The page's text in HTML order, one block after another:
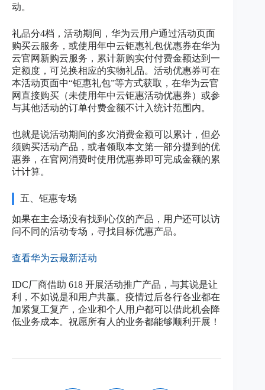
动。
礼品分4档，活动期间，华为云用户通过活动页面
购买云服务，或使用年中云钜惠礼包优惠券在华为
云官网新购云服务，累计新购实付付费金额达到一
定额度，可兑换相应的实物礼品。活动优惠券可在
本活动页面中“钜惠礼包”等方式获取，在华为云官
网直接购买（未使用年中云钜惠活动优惠券）或参
与其他活动的订单付费金额不计入统计范围内。
也就是说活动期间的多次消费金额可以累计，但必
须购买活动产品，或者领取本文第一部分提到的优
惠券，在官网消费时使用优惠券即可完成金额的累
计计算。
五、钜惠专场
如果在主会场没有找到心仪的产品，用户还可以访
问不同的活动专场，寻找目标优惠产品。
查看华为云最新活动
IDC厂商借助 618 开展活动推广产品，与其说是让
利，不如说是和用户共赢。疫情过后各行各业都在
加紧复工复产，企业和个人用户都可以借此机会降
低业务成本。祝愿所有人的业务都能够顺利开展！